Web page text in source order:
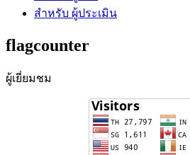
สำหรับ ผู้ประเมิน
flagcounter
ผู้เยี่ยมชม